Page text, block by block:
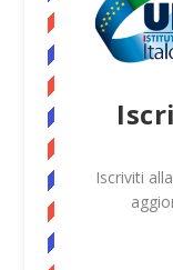
Iscriviti